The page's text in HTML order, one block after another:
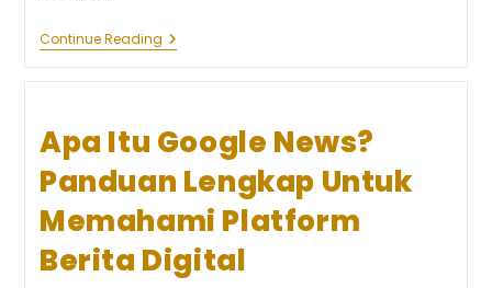
Continue ReadingLazy
Loading:
Website
Yang
Cepat
Apa Itu Google News?
Panduan Lengkap Untuk
Memahami Platform
Berita Digital